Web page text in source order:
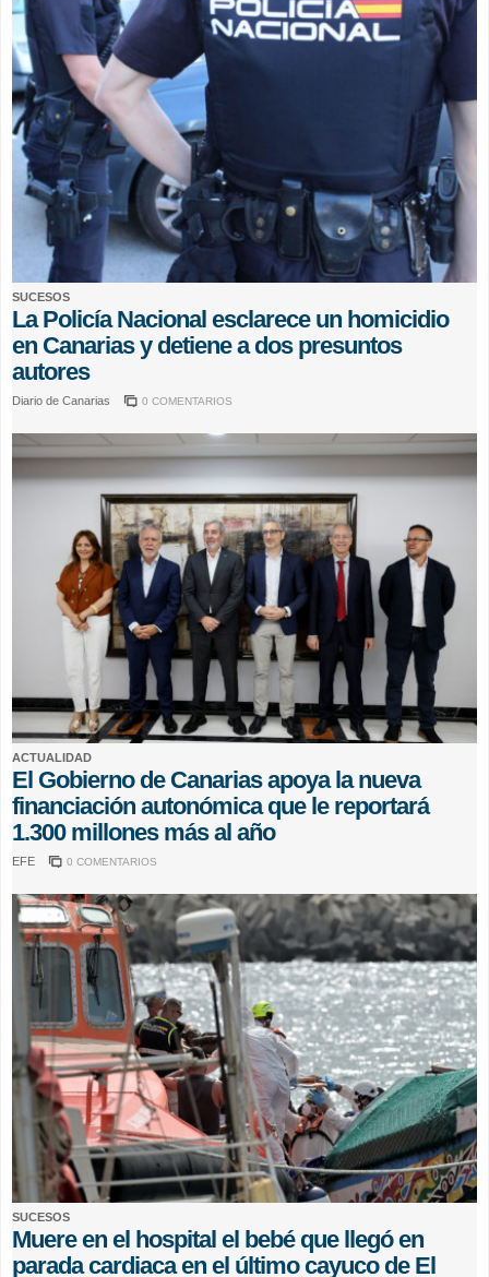
SUCESOS
La Policía Nacional esclarece un homicidio
en Canarias y detiene a dos presuntos
autores
Diario de Canarias 0 COMENTARIOS
ACTUALIDAD
El Gobierno de Canarias apoya la nueva
financiación autonómica que le reportará
1.300 millones más al año
EFE 0 COMENTARIOS
SUCESOS
Muere en el hospital el bebé que llegó en
parada cardiaca en el último cayuco de El